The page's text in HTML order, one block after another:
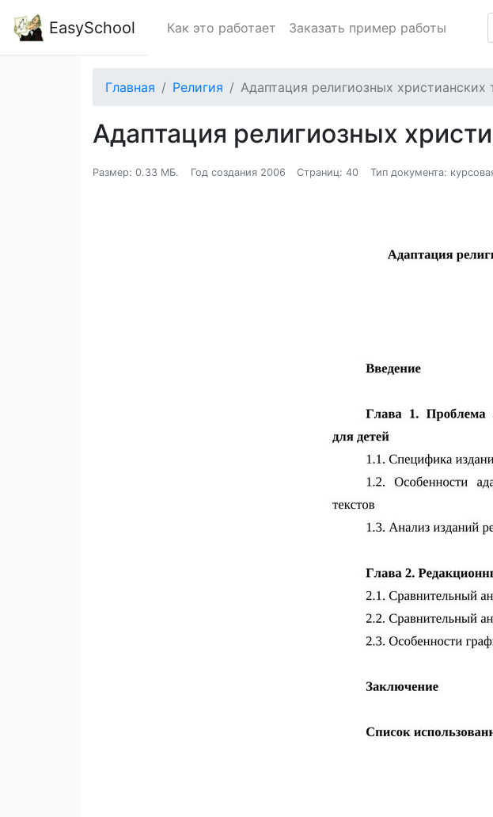
EasySchool Как это работает Заказать пример работы
Главная Религия Адаптация религиозных христианских
Адаптация религиозных
Размер: 0.33 МБ. Год создания 2006 Страниц: 40 Тип документа: